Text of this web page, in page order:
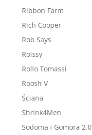
Ribbon Farm
Rich Cooper
Rob Says
Roissy
Rollo Tomassi
Roosh V
Ściana
Shrink4Men
Sodoma i Gomora 2.0